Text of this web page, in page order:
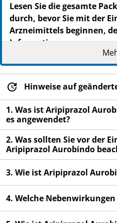
Lesen Sie die gesamte
durch, bevor Sie mit der
Arzneimittels beginnen,
Informationen.
Heben Sie die
möchten Sie diese
Wenn Sie weitere
Dieses Arzneimittel
verschrieben. Geben
Es kann anderen
diese die gleichen
Wenn Sie
sich an Ihren Arzt oder
Packungsbeilage
Hinweise auf
1. Was ist Aripiprazol
es angewendet?
2. Was sollten Sie vor der
Aripiprazol Aurobindo
3. Wie ist Aripiprazol
4. Welche